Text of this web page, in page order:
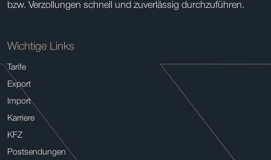
bzw. Verzollungen schnell und zuverlässig durchzuführen.
Wichtige Links
Tarife
Export
Import
Karriere
KFZ
Postsendungen